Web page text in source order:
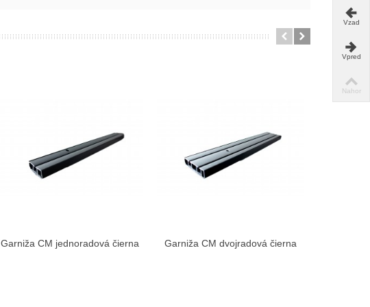
Zobraziť viac
Garniža CM jednoradová čierna Zobraziť viac
Garniža CM dvojradová čierna
Vzad
Vpred
Nahor